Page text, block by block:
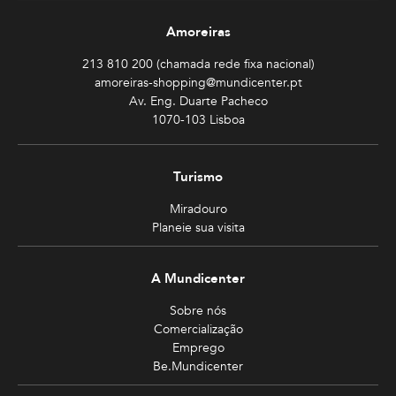
Amoreiras
213 810 200 (chamada rede fixa nacional)
amoreiras-shopping@mundicenter.pt
Av. Eng. Duarte Pacheco
1070-103 Lisboa
Turismo
Miradouro
Planeie sua visita
A Mundicenter
Sobre nós
Comercialização
Emprego
Be.Mundicenter